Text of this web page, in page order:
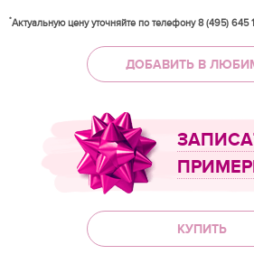
*Актуальную цену уточняйте по телефону 8 (495) 645
ДОБАВИТЬ В
КУПИТЬ